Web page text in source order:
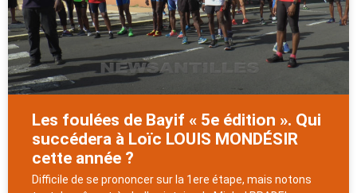
Les foulées de Bayif « 5e édition ». Qui
succédera à Loïc LOUIS MONDÉSIR
cette année ?
Difficile de se prononcer sur la 1ere étape, mais notons